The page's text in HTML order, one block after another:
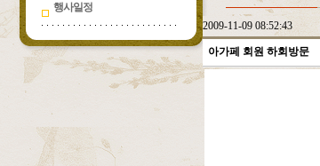
행사일정
2009-11-09 08:52:43
아가페 회원 하회방문